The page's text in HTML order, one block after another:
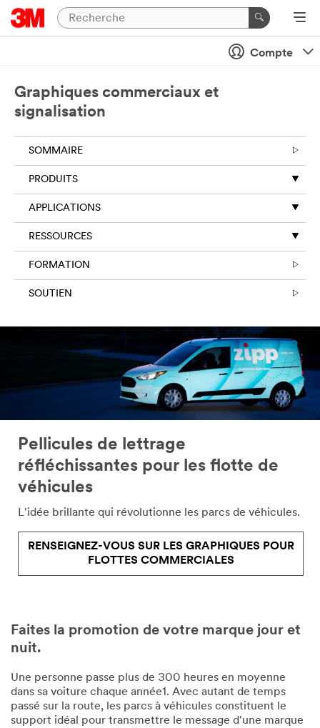
Compte
Graphiques commerciaux et
signalisation
SOMMAIRE
PRODUITS
APPLICATIONS
RESSOURCES
FORMATION
SOUTIEN
Pellicules de lettrage
réfléchissantes pour les flotte de
véhicules
L'idée brillante qui révolutionne les parcs de véhicules.
RENSEIGNEZ-VOUS SUR LES GRAPHIQUES POUR
FLOTTES COMMERCIALES
Faites la promotion de votre marque jour et
nuit.
Une personne passe plus de 300 heures en moyenne
dans sa voiture chaque année1. Avec autant de temps
passé sur la route, les parcs à véhicules constituent le
support idéal pour transmettre le message d'une marque